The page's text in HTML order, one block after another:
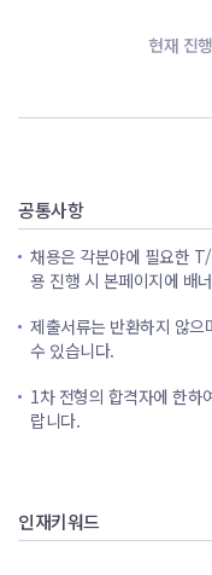
현재 진
공통사항
채용은 각분야에 필요한
용 진행 시 본페이지에 배
제출서류는 반환하지 않
수 있습니다.
1차 전형의 합격자에 한하
랍니다.
인재키워드